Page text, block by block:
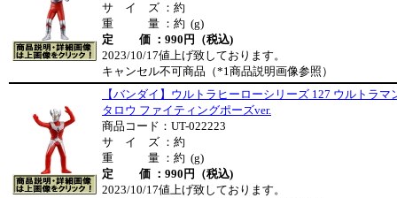
サ イ ズ ：約
重 量 ：約 (g)
定 価 ：990円（税込)
2023/10/17値上げ致しております。
キャンセル不可商品（*1商品説明画像参照）
【バンダイ】ウルトラヒーローシリーズ 127 ウルトラマ
タロウ ファイティングポーズver.
商品コード：UT-022223
サ イ ズ ：約
重 量 ：約 (g)
定 価 ：990円（税込)
2023/10/17値上げ致しております。